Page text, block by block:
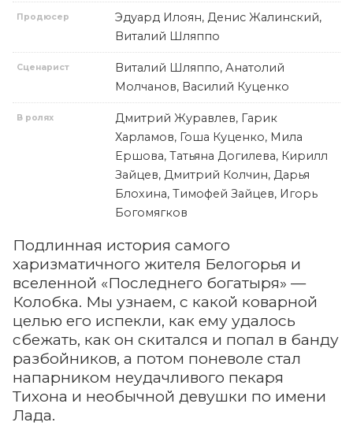
Продюсер
Эдуард Илоян, Денис Жалинский,
Виталий Шляппо
Сценарист
Виталий Шляппо, Анатолий
Молчанов, Василий Куценко
В ролях
Дмитрий Журавлев, Гарик
Харламов, Гоша Куценко, Мила
Ершова, Татьяна Догилева, Кирилл
Зайцев, Дмитрий Колчин, Дарья
Блохина, Тимофей Зайцев, Игорь
Богомягков
Подлинная история самого
харизматичного жителя Белогорья и
вселенной «Последнего богатыря» —
Колобка. Мы узнаем, с какой коварной
целью его испекли, как ему удалось
сбежать, как он скитался и попал в банду
разбойников, а потом поневоле стал
напарником неудачливого пекаря
Тихона и необычной девушки по имени
Лада.